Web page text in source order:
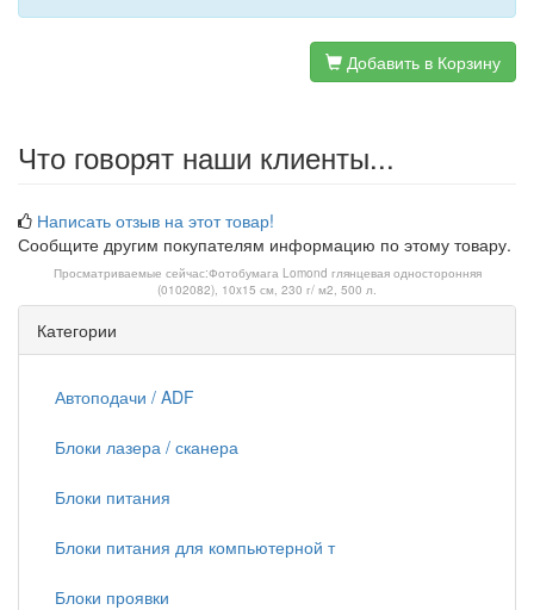
Добавить в Корзину
Что говорят наши клиенты...
Написать отзыв на этот товар!
Сообщите другим покупателям информацию по этому товару.
Просматриваемые сейчас:Фотобумага Lomond глянцевая односторонняя
(0102082), 10x15 см, 230 г/ м2, 500 л.
Категории
Автоподачи / ADF
Блоки лазера / сканера
Блоки питания
Блоки питания для компьютерной т
Блоки проявки